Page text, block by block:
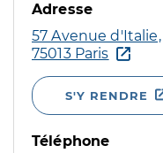
Adresse
57 Avenue d'Italie,
75013 Paris
S'Y RENDRE
Téléphone